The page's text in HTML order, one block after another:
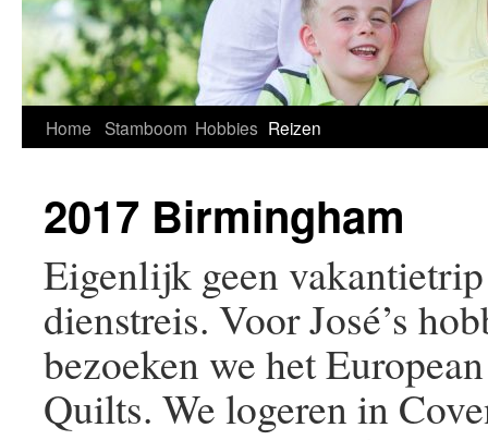
Home Stamboom Hobbies Reizen
2017 Birmingham
Eigenlijk geen
dienstreis. Voor José’s
bezoeken we het
Quilts. We logeren in